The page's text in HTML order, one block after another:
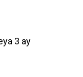
3 ay